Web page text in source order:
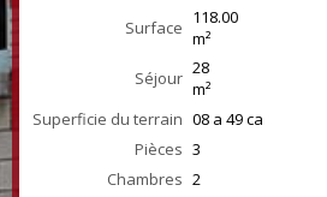
Surface 118.00
m²
Séjour 28
m²
Superficie du terrain 08 a 49 ca
Pièces 3
Chambres 2